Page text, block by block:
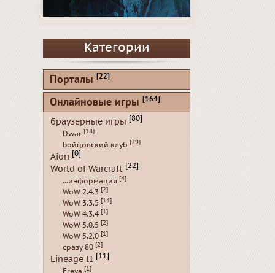
Категории
Порталы [22]
Онлайновые игры [164]
браузерные игры [80]
Dwar [18]
Бойцовский клуб [29]
Aion [0]
World of Warcraft [22]
...информация [4]
WoW 2.4.3 [2]
WoW 3.3.5 [14]
WoW 4.3.4 [1]
WoW 5.0.5 [2]
WoW 5.2.0 [1]
сразу 80 [2]
Lineage II [11]
Freya [1]